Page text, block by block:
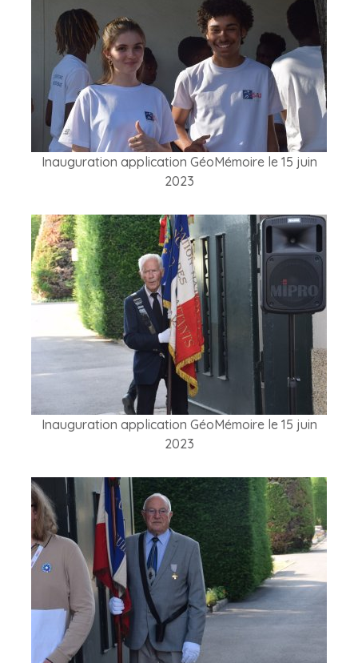
Inauguration application GéoMémoire le 15 juin
2023
Inauguration application GéoMémoire le 15 juin
2023